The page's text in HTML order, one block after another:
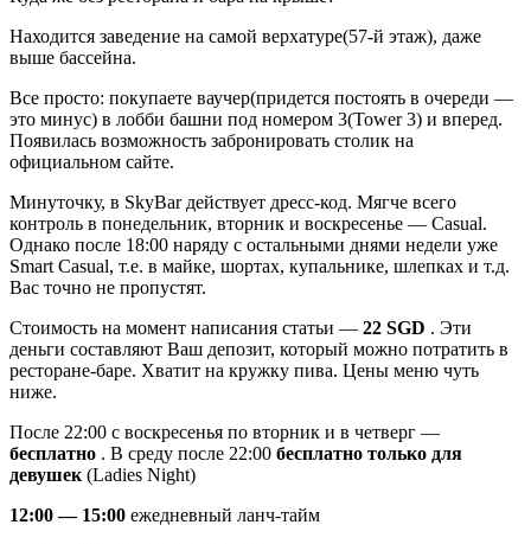
Находится заведение на самой верхатуре(57-й этаж), даже
выше бассейна.
Все просто: покупаете ваучер(придется постоять в очереди —
это минус) в лобби башни под номером 3(Tower 3) и вперед.
Появилась возможность забронировать столик на
официальном сайте.
Минуточку, в SkyBar действует дресс-код. Мягче всего
контроль в понедельник, вторник и воскресенье — Casual.
Однако после 18:00 наряду с остальными днями недели уже
Smart Casual, т.е. в майке, шортах, купальнике, шлепках и т.д.
Вас точно не пропустят.
Стоимость на момент написания статьи — 22 SGD . Эти
деньги составляют Ваш депозит, который можно потратить в
ресторане-баре. Хватит на кружку пива. Цены меню чуть
ниже.
После 22:00 с воскресенья по вторник и в четверг —
бесплатно . В среду после 22:00 бесплатно только для
девушек (Ladies Night)
12:00 — 15:00 ежедневный ланч-тайм